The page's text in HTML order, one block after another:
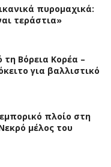
πυρομαχικά:
τεράστια»
Βόρεια Κορέα –
για βαλλιστικό
πλοίο στη
μέλος του